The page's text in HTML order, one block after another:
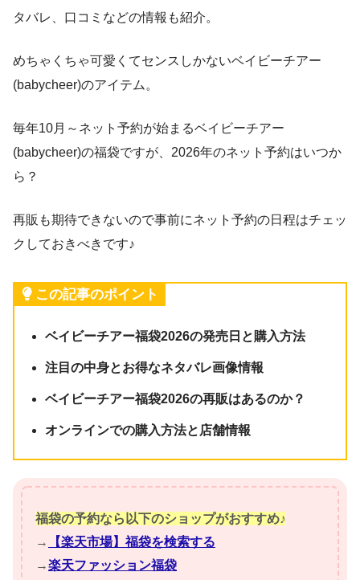
タバレ、口コミなどの情報も紹介。
めちゃくちゃ可愛くてセンスしかないベイビーチアー
(babycheer)のアイテム。
毎年10月～ネット予約が始まるベイビーチアー
(babycheer)の福袋ですが、2026年のネット予約はいつか
ら？
再販も期待できないので事前にネット予約の日程はチェッ
クしておきべきです♪
この記事のポイント
ベイビーチアー福袋2026の発売日と購入方法
注目の中身とお得なネタバレ画像情報
ベイビーチアー福袋2026の再販はあるのか？
オンラインでの購入方法と店舗情報
福袋の予約なら以下のショップがおすすめ♪
→
【楽天市場】福袋を検索する
→楽天ファッション福袋